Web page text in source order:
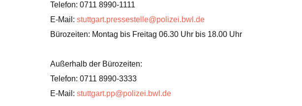
Telefon: 0711 8990-1111
E-Mail: stuttgart.pressestelle@polizei.bwl.de
Bürozeiten: Montag bis Freitag 06.30 Uhr bis 18.00 Uhr
Außerhalb der Bürozeiten:
Telefon: 0711 8990-3333
E-Mail: stuttgart.pp@polizei.bwl.de